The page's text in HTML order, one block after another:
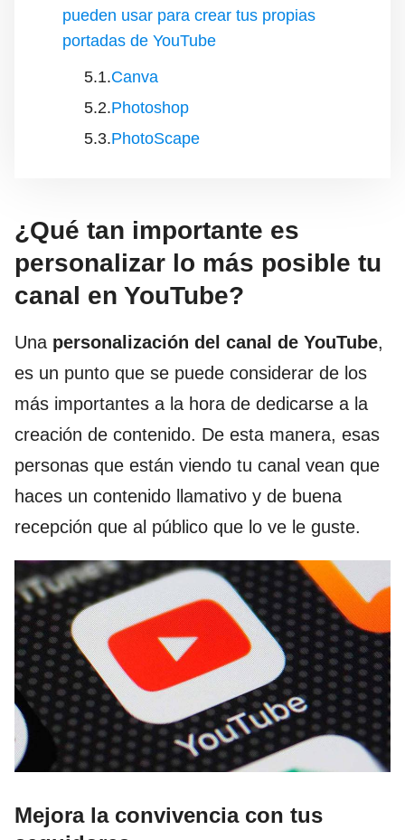
pueden usar para crear tus propias
portadas de YouTube
Canva
Photoshop
PhotoScape
¿Qué tan importante es
personalizar lo más posible tu
canal en YouTube?
Una personalización del canal de YouTube,
es un punto que se puede considerar de los
más importantes a la hora de dedicarse a la
creación de contenido. De esta manera, esas
personas que están viendo tu canal vean que
haces un contenido llamativo y de buena
recepción que al público que lo ve le guste.
Mejora la convivencia con tus